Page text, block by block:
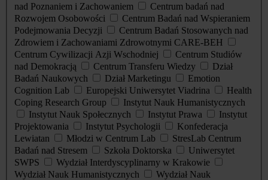
nad Poznaniem i Zachowaniem
Centrum badań nad
Rozwojem Osobowości
Centrum Badań nad Wspieraniem
Podejmowania Decyzji
Centrum Badań Stosowanych nad
Zdrowiem i Zachowaniami Zdrowotnymi CARE-BEH
Centrum Cywilizacji Azji Wschodniej
Centrum Studiów
nad Demokracją
Centrum Transferu Wiedzy
Dział
Badań Naukowych
Dział Marketingu
Emotion
Cognition Lab
Europejski Uniwersytet Viadrina
Health
Coping Research Group
Instytut Nauk Humanistycznych
Instytut Nauk Społecznych
Instytut Prawa
Instytut
Projektowania
Instytut Psychologii
Konfederacja
Lewiatan
Młodzi w Centrum Lab
StresLab Centrum
Badań nad Stresem
Szkoła Doktorska
Uniwersytet
SWPS
Wydział Interdyscyplinarny w Krakowie
Wydział Nauk Humanistycznych
Wydział Nauk